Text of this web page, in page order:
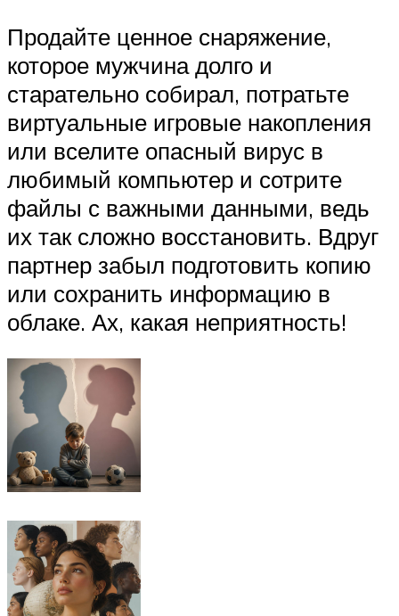
Продайте ценное снаряжение,
которое мужчина долго и
старательно собирал, потратьте
виртуальные игровые накопления
или вселите опасный вирус в
любимый компьютер и сотрите
файлы с важными данными, ведь
их так сложно восстановить. Вдруг
партнер забыл подготовить копию
или сохранить информацию в
облаке. Ах, какая неприятность!